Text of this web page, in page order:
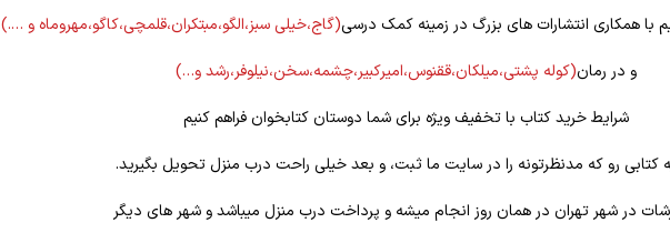
با همکاری انتشارات های بزرگ در زمینه کمک درسی(گاج،خیلی سبز،الگو،مبتکران،قلمچی،کاگو،مهروماه و ….)
و در رمان(کوله پشتی،میلکان،ققنوس،امیرکبیر،چشمه،سخن،نیلوفر،رشد و…)
شرایط خرید کتاب با تخفیف ویژه برای شما دوستان کتابخوان فراهم کنیم
کتابی رو که مدنظرتونه را در سایت ما ثبت، و بعد خیلی راحت درب منزل تحویل بگیرید.
در شهر تهران در همان روز انجام میشه و پرداخت درب منزل میباشد و شهر های دیگر